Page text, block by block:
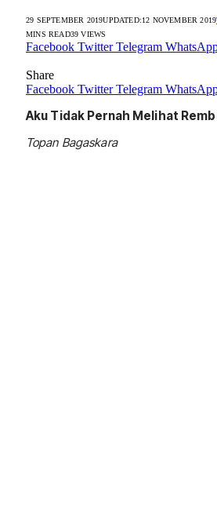
29 SEPTEMBER 2019UPDATED:12 NOVEMBER 2019
MINS READ39VIEWS
Facebook Twitter Telegram
Share
Facebook Twitter Telegram
Aku Tidak Pernah Melihat
Topan Bagaskara